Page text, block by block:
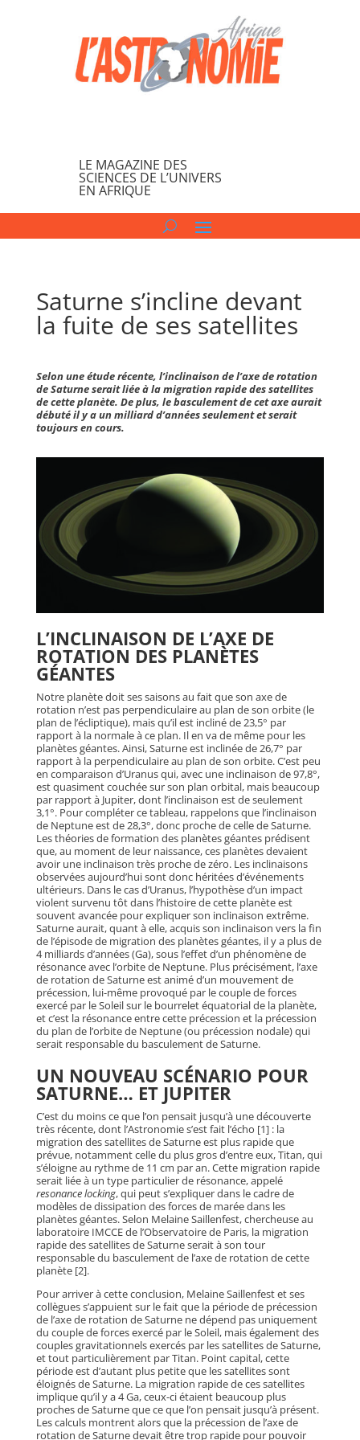
LE MAGAZINE DES
SCIENCES DE L’UNIVERS
EN AFRIQUE
Saturne s’incline devant
la fuite de ses satellites
Selon une étude récente, l’inclinaison de l’axe de rotation
de Saturne serait liée à la migration rapide des satellites
de cette planète. De plus, le basculement de cet axe aurait
débuté il y a un milliard d’années seulement et serait
toujours en cours.
L’INCLINAISON DE L’AXE DE
ROTATION DES PLANÈTES
GÉANTES
Notre planète doit ses saisons au fait que son axe de
rotation n’est pas perpendiculaire au plan de son orbite (le
plan de l’écliptique), mais qu’il est incliné de 23,5° par
rapport à la normale à ce plan. Il en va de même pour les
planètes géantes. Ainsi, Saturne est inclinée de 26,7° par
rapport à la perpendiculaire au plan de son orbite. C’est peu
en comparaison d’Uranus qui, avec une inclinaison de 97,8°,
est quasiment couchée sur son plan orbital, mais beaucoup
par rapport à Jupiter, dont l’inclinaison est de seulement
3,1°. Pour compléter ce tableau, rappelons que l’inclinaison
de Neptune est de 28,3°, donc proche de celle de Saturne.
Les théories de formation des planètes géantes prédisent
que, au moment de leur naissance, ces planètes devaient
avoir une inclinaison très proche de zéro. Les inclinaisons
observées aujourd’hui sont donc héritées d’événements
ultérieurs. Dans le cas d’Uranus, l’hypothèse d’un impact
violent survenu tôt dans l’histoire de cette planète est
souvent avancée pour expliquer son inclinaison extrême.
Saturne aurait, quant à elle, acquis son inclinaison vers la fin
de l’épisode de migration des planètes géantes, il y a plus de
4 milliards d’années (Ga), sous l’effet d’un phénomène de
résonance avec l’orbite de Neptune. Plus précisément, l’axe
de rotation de Saturne est animé d’un mouvement de
précession, lui-même provoqué par le couple de forces
exercé par le Soleil sur le bourrelet équatorial de la planète,
et c’est la résonance entre cette précession et la précession
du plan de l’orbite de Neptune (ou précession nodale) qui
serait responsable du basculement de Saturne.
UN NOUVEAU SCÉNARIO POUR
SATURNE… ET JUPITER
C’est du moins ce que l’on pensait jusqu’à une découverte
très récente, dont l’Astronomie s’est fait l’écho [1] : la
migration des satellites de Saturne est plus rapide que
prévue, notamment celle du plus gros d’entre eux, Titan, qui
s’éloigne au rythme de 11 cm par an. Cette migration rapide
serait liée à un type particulier de résonance, appelé
resonance locking, qui peut s’expliquer dans le cadre de
modèles de dissipation des forces de marée dans les
planètes géantes. Selon Melaine Saillenfest, chercheuse au
laboratoire IMCCE de l’Observatoire de Paris, la migration
rapide des satellites de Saturne serait à son tour
responsable du basculement de l’axe de rotation de cette
planète [2].
Pour arriver à cette conclusion, Melaine Saillenfest et ses
collègues s’appuient sur le fait que la période de précession
de l’axe de rotation de Saturne ne dépend pas uniquement
du couple de forces exercé par le Soleil, mais également des
couples gravitationnels exercés par les satellites de Saturne,
et tout particulièrement par Titan. Point capital, cette
période est d’autant plus petite que les satellites sont
éloignés de Saturne. La migration rapide de ces satellites
implique qu’il y a 4 Ga, ceux-ci étaient beaucoup plus
proches de Saturne que ce que l’on pensait jusqu’à présent.
Les calculs montrent alors que la précession de l’axe de
rotation de Saturne devait être trop rapide pour pouvoir